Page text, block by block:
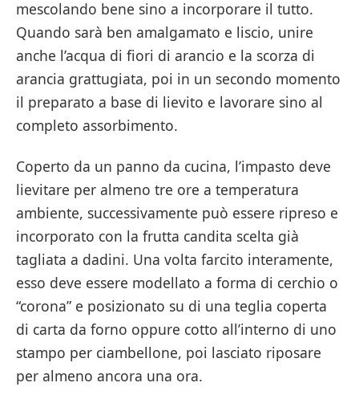
mescolando bene sino a incorporare il tutto.
Quando sarà ben amalgamato e liscio, unire
anche l’acqua di fiori di arancio e la scorza di
arancia grattugiata, poi in un secondo momento
il preparato a base di lievito e lavorare sino al
completo assorbimento.
Coperto da un panno da cucina, l’impasto deve
lievitare per almeno tre ore a temperatura
ambiente, successivamente può essere ripreso e
incorporato con la frutta candita scelta già
tagliata a dadini. Una volta farcito interamente,
esso deve essere modellato a forma di cerchio o
“corona” e posizionato su di una teglia coperta
di carta da forno oppure cotto all’interno di uno
stampo per ciambellone, poi lasciato riposare
per almeno ancora una ora.